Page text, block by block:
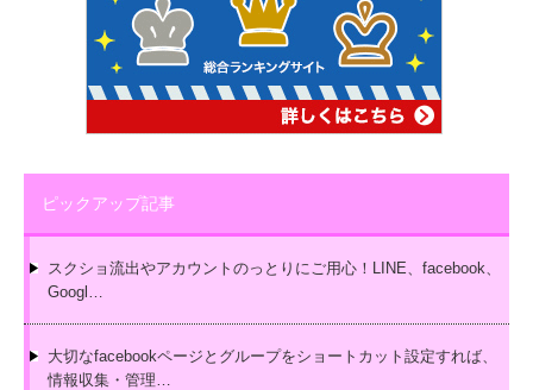
ピックアップ記事
スクショ流出やアカウントのっとりにご用心！LINE、facebook、
Googl…
大切なfacebookページとグループをショートカット設定すれば、
情報収集・管理…